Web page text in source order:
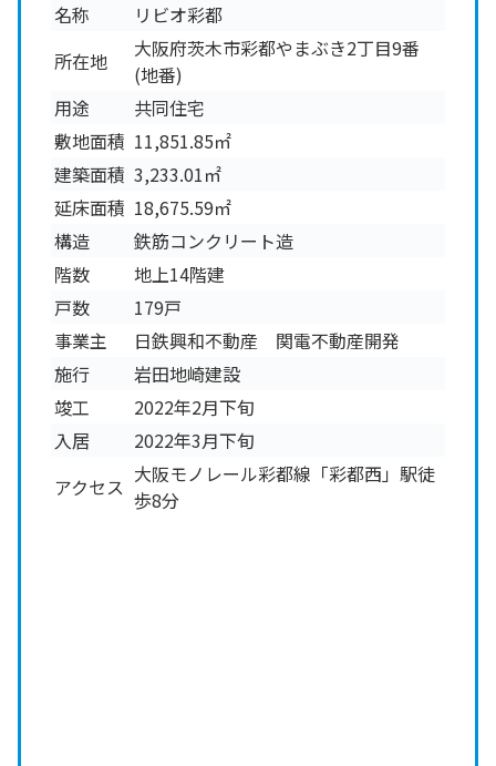
名称
リビオ彩都
所在地
大阪府茨木市彩都やまぶき2丁目9番
(地番)
用途
共同住宅
敷地面積 11,851.85㎡
建築面積 3,233.01㎡
延床面積 18,675.59㎡
構造
鉄筋コンクリート造
階数
地上14階建
戸数
179戸
事業主
日鉄興和不動産 関電不動産開発
施行
岩田地崎建設
竣工
2022年2月下旬
入居
2022年3月下旬
アクセス 大阪モノレール彩都線「彩都西」駅徒
歩8分